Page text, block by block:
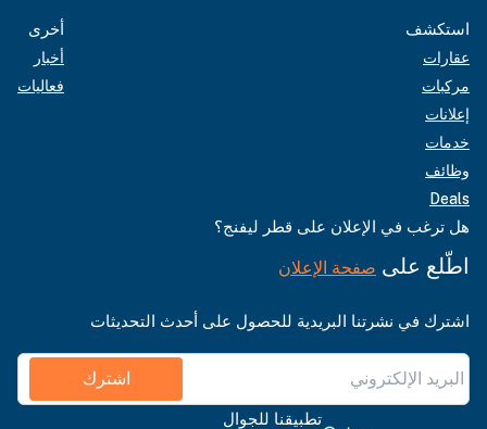
استكشف
عقارات
مركبات
إعلانات
خدمات
وظائف
Deals
أخرى
أخبار
فعاليات
هل ترغب في الإعلان على قطر ليفنج؟
اطّلع على صفحة الإعلان
اشترك في نشرتنا البريدية للحصول على أحدث التحديثات
اشترك
تطبيقنا للجوال